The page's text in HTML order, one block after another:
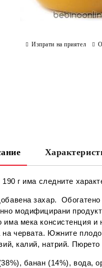
Изпрати на приятел
г има следните
захар.
модифицирани
има мека консистенция
на червата. Южните
калий, натрий.
банан (14%), вода,